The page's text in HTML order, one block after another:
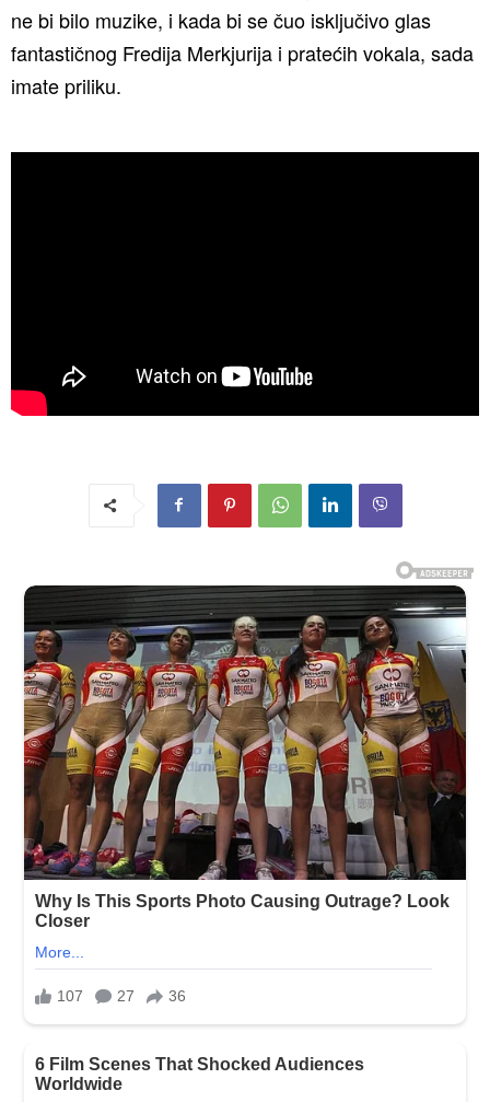
ne bi bilo muzike, i kada bi se čuo isključivo glas
fantastičnog Fredija Merkjurija i pratećih vokala, sada
imate priliku.